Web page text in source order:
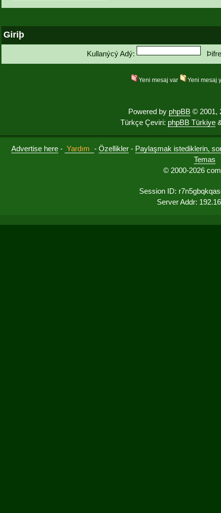
Giriþ
Kullanýcý Adý:
Yeni mesaj var Yeni mesaj
Powered by phpBB © 2001,
Türkçe Çeviri: phpBB Türkiye
Advertise here - Yardım - Özellikler - Paylaşmak istediklerin,
Temas
© 2000-2026
Session ID:
Server Addr: